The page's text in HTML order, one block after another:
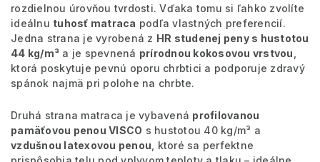
rozdielnou úrovňou tvrdosti. Vďaka tomu si ľahko zvolíte
ideálnu tuhosť matraca podľa vlastných preferencií.
Jedna strana je vyrobená z HR studenej peny s hustotou
44 kg/m³ a je spevnená prírodnou kokosovou vrstvou
ktorá poskytuje pevnú oporu chrbtici a podporuje zdravý
spánok najmä pri polohe na chrbte.
Druhá strana matraca je vybavená profilovanou
pamäťovou penou VISCO s hustotou 40 kg/m³ a
vzdušnou latexovou penou , ktoré sa perfektne